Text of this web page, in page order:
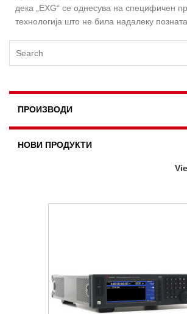
дека „EXG“ се однесува на специфичен
технологија што не била надалеку
ПРОИЗВОДИ
НОВИ ПРОДУКТИ